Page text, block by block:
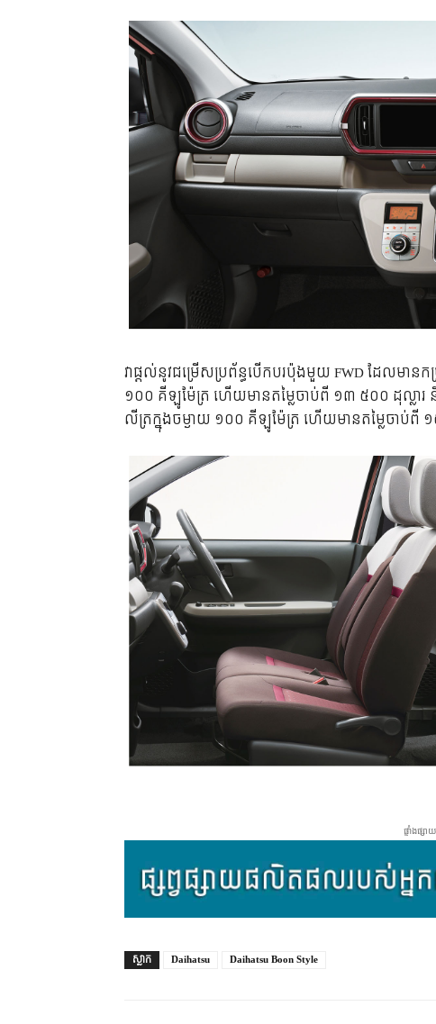
វា​ផ្តល់​នូវ​ជម្រើស​ប្រព័ន្ធ​បើកបរ​ប៉ុងមួយ FWD ដែល​មា
១០០ គីឡូម៉ែត្រ ហើយ​មាន​តម្លៃ​ចាប់​ពី ១៣ ៥០០ ដុល្លា
លីត្រ​ក្នុង​ចម្ងាយ ១០០ គីឡូម៉ែត្រ ហើយ​មាន​តម្លៃ​ចាប់​ពី
ផ្ទាំងផ្សា
ស្លាក Daihatsu Daihatsu Boon Style